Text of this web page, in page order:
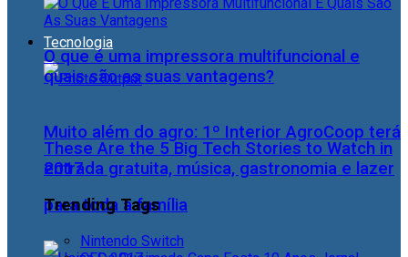
Tecnologia
Muito além do agro: 1º Interior AgroCoop terá
entrada gratuita, música, gastronomia e lazer
para toda a família
O que é uma impressora multifuncional e
quais são as suas vantagens?
These Are the 5 Big Tech Stories to Watch in
2017
Trending Tags
Nintendo Switch